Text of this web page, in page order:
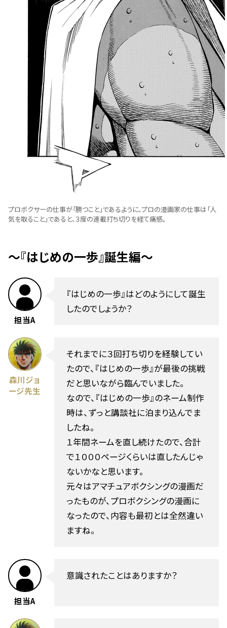
プロボクサーの仕事が「勝つこと」であるように、プロの漫画家の仕事は「人
気を取ること」であると、３度の連載打ち切りを経て痛感。
〜『はじめの一歩』誕生編〜
担当A
『はじめの一歩』はどのようにして誕生
したのでしょうか？
森川ジョ
ージ先生
それまでに３回打ち切りを経験してい
たので、『はじめの一歩』が最後の挑戦
だと思いながら臨んでいました。
なので、『はじめの一歩』のネーム制作
時は、ずっと講談社に泊まり込んでま
したね。
１年間ネームを直し続けたので、合計
で１０００ページくらいは直したんじゃ
ないかなと思います。
元々はアマチュアボクシングの漫画だ
ったものが、プロボクシングの漫画に
なったので、内容も最初とは全然違い
ますね。
担当A
意識されたことはありますか？